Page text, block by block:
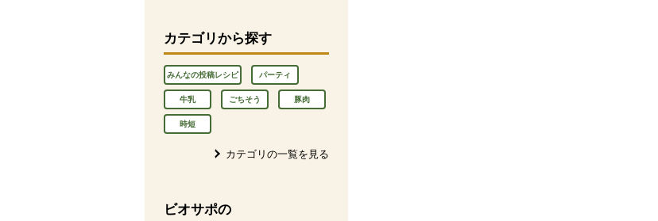
カテゴリから探す
みんなの投稿レシピ パーティ
牛乳 ごちそう 豚肉
時短
カテゴリの一覧を見る
ビオサポの